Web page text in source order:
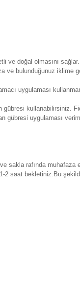
ve doğal olmasını sağlar.
ve bulunduğunuz iklime
uygulaması
gübresi kullanabilirsiniz.
gübresi uygulaması
sakla rafında muhafaza
2 saat bekletiniz.Bu
tarafımıza iletebilirsiniz.